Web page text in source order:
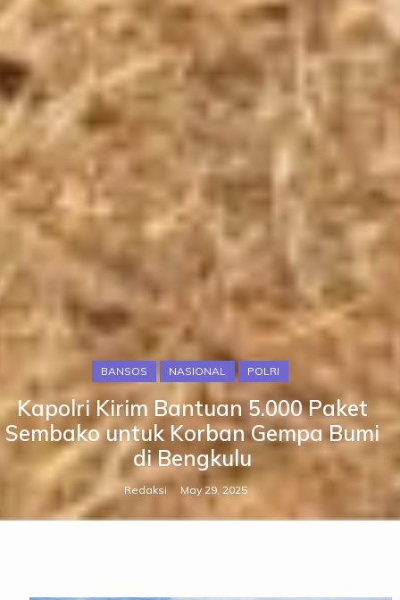
BANSOS NASIONAL POLRI
Kapolri Kirim Bantuan 5.000 Paket
Sembako untuk Korban Gempa Bumi
di Bengkulu
Redaksi May 29, 2025